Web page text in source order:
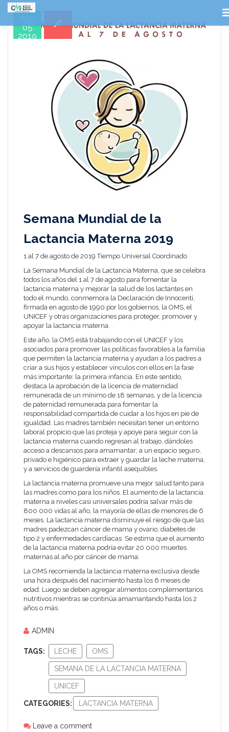
05
2019
Semana Mundial de la
Lactancia Materna 2019
1 al 7 de agosto de 2019 Tiempo Universal Coordinado
La Semana Mundial de la Lactancia Materna, que se celebra
todos los años del 1 al 7 de agosto para fomentar la
lactancia materna y mejorar la salud de los lactantes en
todo el mundo, conmemora la Declaración de Innocenti,
firmada en agosto de 1990 por los gobiernos, la OMS , el
UNICEF y otras organizaciones para proteger, promover y
apoyar la lactancia materna.
Este año, la OMS está trabajando con el UNICEF y los
asociados para promover las políticas favorables a la familia
que permiten la lactancia materna y ayudan a los padres a
criar a sus hijos y establecer vínculos con ellos en la fase
más importante: la primera infancia. En este sentido,
destaca la aprobación de la licencia de maternidad
remunerada de un mínimo de 18 semanas, y de la licencia
de paternidad remunerada para fomentar la
responsabilidad compartida de cuidar a los hijos en pie de
igualdad. Las madres también necesitan tener un entorno
laboral propicio que las proteja y apoye para seguir con la
lactancia materna cuando regresan al trabajo, dándoles
acceso a descansos para amamantar; a un espacio seguro,
privado e higiénico para extraer y guardar la leche materna,
y a servicios de guardería infantil asequibles.
La lactancia materna promueve una mejor salud tanto para
las madres como para los niños. El aumento de la lactancia
materna a niveles casi universales podría salvar más de
800 000 vidas al año, la mayoría de ellas de menores de 6
meses. La lactancia materna disminuye el riesgo de que las
madres padezcan cáncer de mama y ovario, diabetes de
tipo 2 y enfermedades cardíacas. Se estima que el aumento
de la lactancia materna podría evitar 20 000 muertes
maternas al año por cáncer de mama.
La OMS recomienda la lactancia materna exclusiva desde
una hora después del nacimiento hasta los 6 meses de
edad. Luego se deben agregar alimentos complementarios
nutritivos mientras se continúa amamantando hasta los 2
años o más.
ADMIN
TAGS: LECHE OMS
SEMANA DE LA LACTANCIA MATERNA
UNICEF
CATEGORIES: LACTANCIA MATERNA
Leave a comment